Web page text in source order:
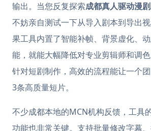
输出。当您反复探索成都真人驱动漫
不妨亲自测试一下从导入剧本到导出
果工具内置了智能补帧、背景虚化、
能，就能大幅降低对专业剪辑师和调
针对短剧制作，高效的流程能让一个
3条高质量短片。
不少成都本地的MCN机构反馈，工具
功能也非常关键。支持批量修改字幕